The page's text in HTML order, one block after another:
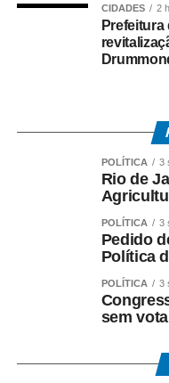
mesma data, o TRT-
concedeu liminar
Determinou a
Dois dias depois, no
município do Rio de
dia 2 de julho,
TRT-RJ, mantendo o
sindicato patronal
mas não houve acordo.
Entre as principais
reajuste salarial,
ampliação do auxílio-
extraordinária.
CIDADES 2
POLÍTICA 3
Rio de
POLÍTICA 3
Pedido
Política
POLÍTICA 3
sem